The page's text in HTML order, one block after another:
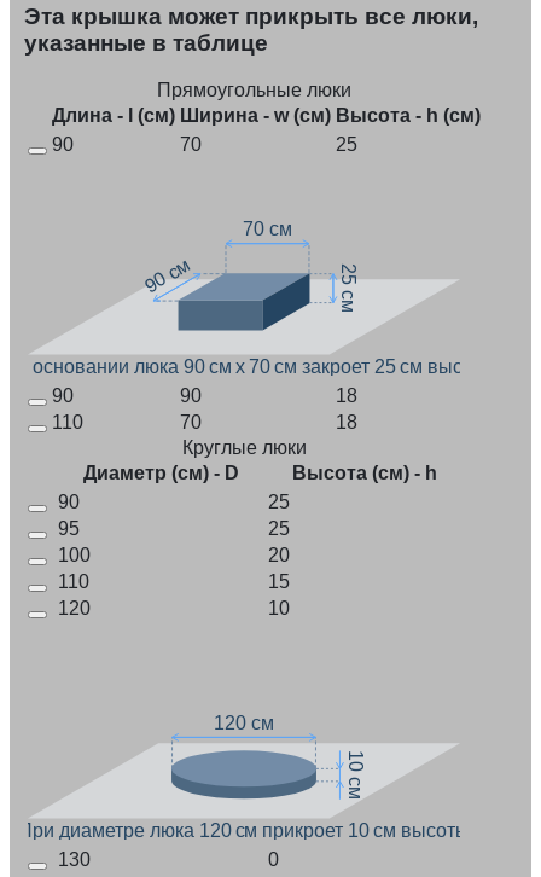
Эта крышка может прикрыть все люки,
указанные в таблице
Прямоугольные люки
Длина - l (см) Ширина - w (см) Высота - h (см)
90
70 25
70 см
25 см
90 см
основании люка 90 см x 70 см закроет 25 см высоты
90 90
18
110
70
18
Круглые люки
Диаметр (см) - D
Высота (см) - h
90
25
95
25
100
20
110
15
120
10
120 см
10 см
При диаметре люка 120 см прикроет 10 см высоты
130 0